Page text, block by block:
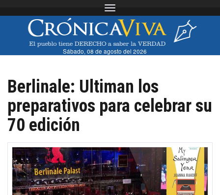
Toggle navigation
Sábado, 08 de agosto del 2026
Berlinale: Ultiman los
preparativos para celebrar su
70 edición